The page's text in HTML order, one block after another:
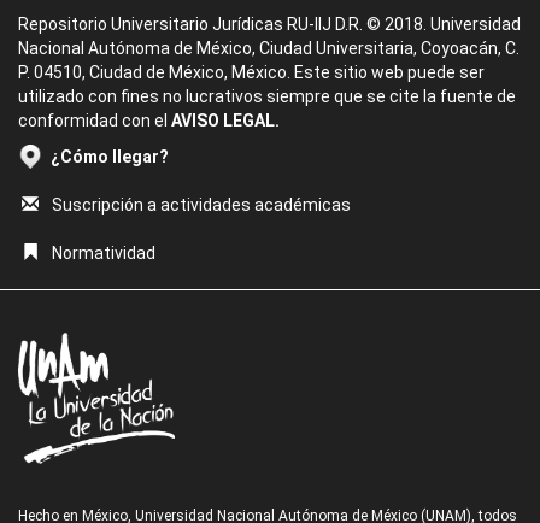
Repositorio Universitario Jurídicas RU-IIJ D.R. © 2018. Universidad
Nacional Autónoma de México, Ciudad Universitaria, Coyoacán, C.
P. 04510, Ciudad de México, México. Este sitio web puede ser
utilizado con fines no lucrativos siempre que se cite la fuente de
conformidad con el AVISO LEGAL.
¿Cómo llegar?
Suscripción a actividades académicas
Normatividad
Hecho en México, Universidad Nacional Autónoma de México (UNAM), todos